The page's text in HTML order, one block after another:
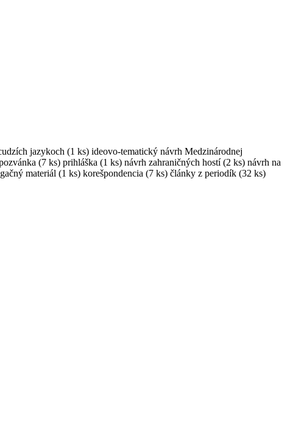
jazykoch (1 ks) ideovo-tematický návrh Medzinárodnej
(7 ks) prihláška (1 ks) návrh zahraničných hostí (2 ks) návrh na
materiál (1 ks) korešpondencia (7 ks) články z periodík (32 ks)